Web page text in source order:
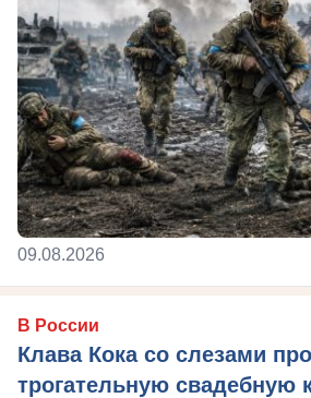
09.08.2026
В России
Клава Кока со слезами
трогательную свадебную